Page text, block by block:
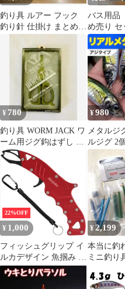
釣り具 ルアー フック
釣り針 仕掛け まとめ売
バス用品
め売り セ
ルアー タ
物など！
¥ 780
釣り具 WORM JACK ワ
ーム用ジグ鈎はずし 針
はずし 未使用
¥980
メタルジ
ルジグ 2
60g 80g
ジ型 ル
カンパチ
ラ 鯛 根
トジギン
具 ボート
22%OFF
¥ 1,000
フィッシュグリップ イ
ルカデザイン 魚掴み 魚
ばさみ 釣り具 軽量
¥2,199
本当に釣
ミニ釣り
セミコン